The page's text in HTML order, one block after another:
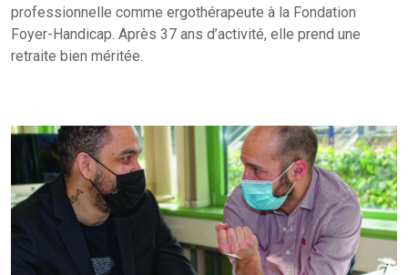
professionnelle comme ergothérapeute à la Fondation
Foyer-Handicap. Après 37 ans d’activité, elle prend une
retraite bien méritée.